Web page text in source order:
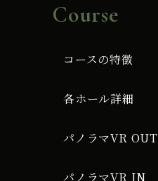
Course
コースの特徴
各ホール詳細
パノラマVR OUT
パノラマVR IN